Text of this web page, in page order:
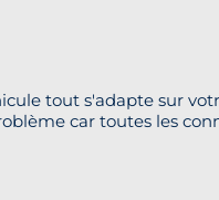
tout s'adapte sur
car toutes les